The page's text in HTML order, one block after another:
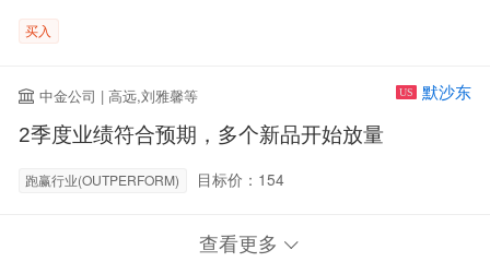
买入
中金公司 | 高远,刘雅馨等 US 默沙东
2季度业绩符合预期，多个新品开始放量
跑赢行业(OUTPERFORM) 目标价：154
查看更多